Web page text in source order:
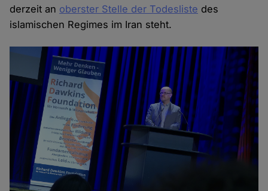
derzeit an oberster Stelle der Todesliste des
islamischen Regimes im Iran steht.